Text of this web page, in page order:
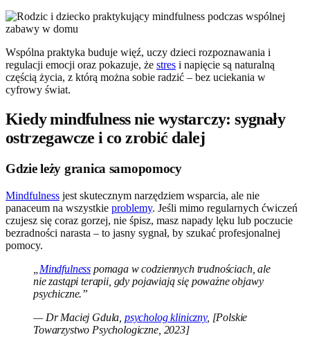
Wspólna praktyka buduje więź, uczy dzieci rozpoznawania i
regulacji emocji oraz pokazuje, że stres i napięcie są naturalną
częścią życia, z którą można sobie radzić – bez uciekania w
cyfrowy świat.
Kiedy mindfulness nie wystarczy: sygnały
ostrzegawcze i co zrobić dalej
Gdzie leży granica samopomocy
Mindfulness jest skutecznym narzędziem wsparcia, ale nie
panaceum na wszystkie problemy. Jeśli mimo regularnych ćwiczeń
czujesz się coraz gorzej, nie śpisz, masz napady lęku lub poczucie
bezradności narasta – to jasny sygnał, by szukać profesjonalnej
pomocy.
Mindfulness pomaga w codziennych trudnościach, ale
nie zastąpi terapii, gdy pojawiają się poważne objawy
psychiczne.”
— Dr Maciej Gdula, psycholog kliniczny, [Polskie
Towarzystwo Psychologiczne, 2023]